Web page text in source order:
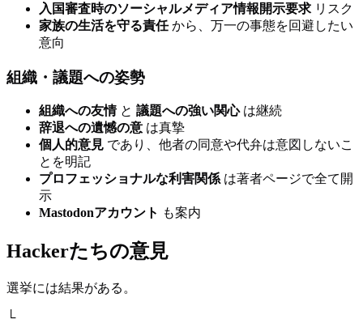
入国審査時のソーシャルメディア情報開示要求 リスク
家族の生活を守る責任から、万一の事態を回避したい
意向
組織・議題への姿勢
組織への友情と 議題への強い関心は継続
辞退への遺憾の意 は真摯
個人的意見 であり、他者の同意や代弁は意図しないこ
とを明記
プロフェッショナルな利害関係 は著者ページで全て開
示
Mastodonアカウント も案内
Hackerたちの意見
選挙には結果がある。
└